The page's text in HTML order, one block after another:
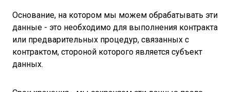
Основание, на котором мы можем обрабатывать эти
данные - это необходимо для выполнения контракта
или предварительных процедур, связанных с
контрактом, стороной которого является субъект
данных.